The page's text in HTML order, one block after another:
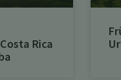
Rica